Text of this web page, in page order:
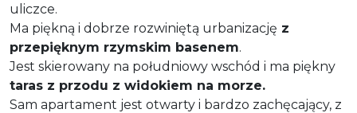
uliczce.
Ma piękną i dobrze rozwiniętą urbanizację z
przepięknym rzymskim basenem.
Jest skierowany na południowy wschód i ma piękny
taras z przodu z widokiem na morze.
Sam apartament jest otwarty i bardzo zachęcający, z